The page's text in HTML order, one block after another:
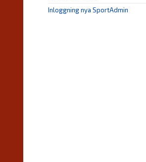
Inloggning nya SportAdmin